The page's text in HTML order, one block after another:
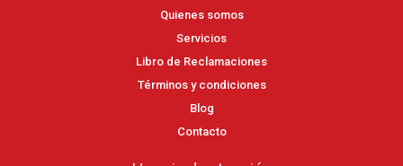
Quienes somos
Servicios
Libro de Reclamaciones
Términos y condiciones
Blog
Contacto